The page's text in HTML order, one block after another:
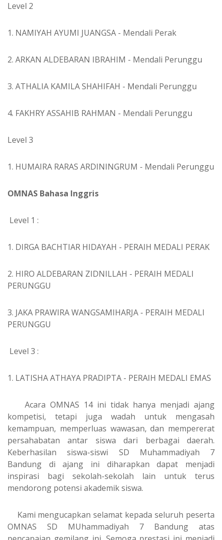
Level 2
1. NAMIYAH AYUMI JUANGSA - Mendali Perak
2. ARKAN ALDEBARAN IBRAHIM - Mendali Perunggu
3. ATHALIA KAMILA SHAHIFAH - Mendali Perunggu
4. FAKHRY ASSAHIB RAHMAN - Mendali Perunggu
Level 3
1. HUMAIRA RARAS ARDININGRUM - Mendali Perunggu
OMNAS Bahasa Inggris
Level 1 :
1. DIRGA BACHTIAR HIDAYAH - PERAIH MEDALI PERAK
2. HIRO ALDEBARAN ZIDNILLAH - PERAIH MEDALI
PERUNGGU
3. JAKA PRAWIRA WANGSAMIHARJA - PERAIH MEDALI
PERUNGGU
Level 3 :
1. LATISHA ATHAYA PRADIPTA - PERAIH MEDALI EMAS
Acara OMNAS 14 ini tidak hanya menjadi ajang
kompetisi, tetapi juga wadah untuk mengasah
kemampuan, memperluas wawasan, dan mempererat
persahabatan antar siswa dari berbagai daerah.
Keberhasilan siswa-siswi SD Muhammadiyah 7
Bandung di ajang ini diharapkan dapat menjadi
inspirasi bagi sekolah-sekolah lain untuk terus
mendorong potensi akademik siswa.
Kami mengucapkan selamat kepada seluruh peserta
OMNAS SD MUhammadiyah 7 Bandung atas